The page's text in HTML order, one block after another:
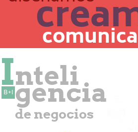
I
B+I
nteli
gencia
de negocios